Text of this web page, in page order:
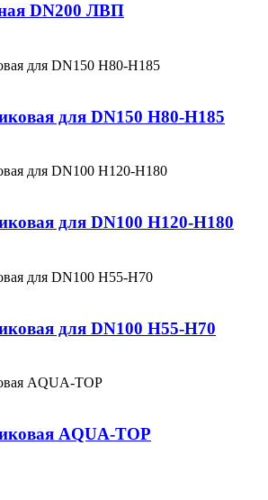
DN200 ЛВП
для DN150 H80-H185
для DN100 H120-Н180
для DN100 H55-Н70
AQUA-TOP